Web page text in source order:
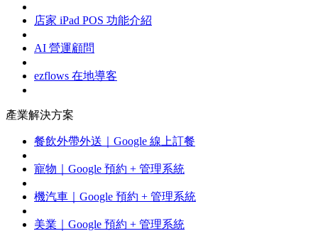
店家 iPad POS 功能介紹
AI 營運顧問
ezflows 在地導客
產業解決方案
餐飲外帶外送｜Google 線上訂餐
寵物｜Google 預約 + 管理系統
機汽車｜Google 預約 + 管理系統
美業｜Google 預約 + 管理系統